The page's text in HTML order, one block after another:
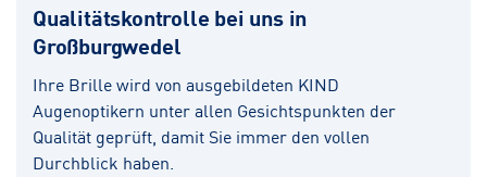
Qualitätskontrolle bei uns in
Großburgwedel
Ihre Brille wird von ausgebildeten KIND
Augenoptikern unter allen Gesichtspunkten der
Qualität geprüft, damit Sie immer den vollen
Durchblick haben.